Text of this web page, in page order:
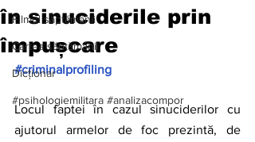
Filmul săptămânii
Cartea săptămânii
Dicționar
#psihologiemilitara #analizacompor
în sinuciderile prin
împușcare
#criminalprofiling
Locul faptei în cazul sinuciderilor cu
ajutorul armelor de foc prezintă, de